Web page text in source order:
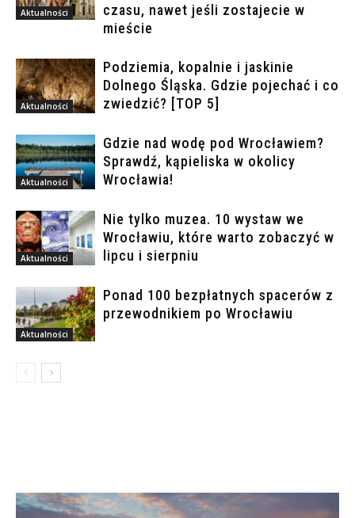
Aktualności
czasu, nawet jeśli zostajecie w
mieście
Aktualności
Podziemia, kopalnie i jaskinie
Dolnego Śląska. Gdzie pojechać i co
zwiedzić? [TOP 5]
Aktualności
Gdzie nad wodę pod Wrocławiem?
Sprawdź, kąpieliska w okolicy
Wrocławia!
Aktualności
Nie tylko muzea. 10 wystaw we
Wrocławiu, które warto zobaczyć w
lipcu i sierpniu
Aktualności
Ponad 100 bezpłatnych spacerów z
przewodnikiem po Wrocławiu